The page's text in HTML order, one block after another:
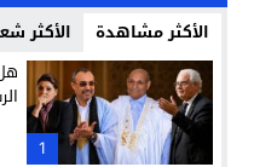
الأكثر مشاهدة الأكثر
1